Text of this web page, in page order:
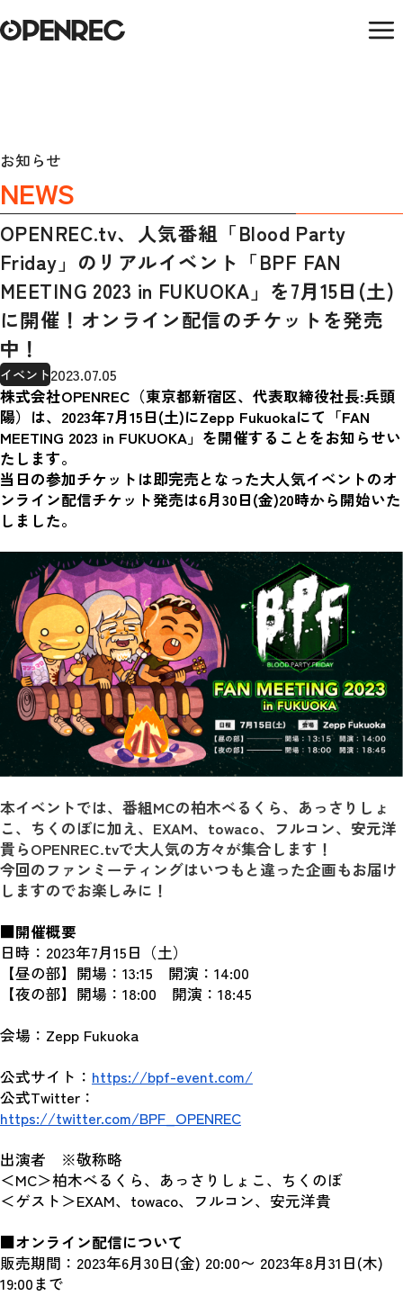
お知らせ
NEWS
OPENREC.tv、人気番組「Blood Party
Friday」のリアルイベント「BPF FAN
MEETING 2023 in FUKUOKA」を7月15日(土)
に開催！オンライン配信のチケットを発売
中！
イベント2023.07.05
株式会社OPENREC（東京都新宿区、代表取締役社長:兵頭
陽）は、2023年7月15日(土)にZepp Fukuokaにて「FAN
MEETING 2023 in FUKUOKA」を開催することをお知らせい
たします。
当日の参加チケットは即完売となった大人気イベントのオ
ンライン配信チケット発売は6月30日(金)20時から開始いた
しました。
本イベントでは、番組MCの柏木べるくら、あっさりしょ
こ、ちくのぼに加え、EXAM、towaco、フルコン、安元洋
貴らOPENREC.tvで大人気の方々が集合します！
今回のファンミーティングはいつもと違った企画もお届け
しますのでお楽しみに！
■開催概要
日時：2023年7月15日（土）
【昼の部】開場：13:15　開演：14:00
【夜の部】開場：18:00　開演：18:45
会場：Zepp Fukuoka
公式サイト： https://bpf-event.com/
公式Twitter：
https://twitter.com/BPF_OPENREC
出演者　※敬称略
＜MC＞柏木べるくら、あっさりしょこ、ちくのぼ
＜ゲスト＞EXAM、towaco、フルコン、安元洋貴
■オンライン配信について
販売期間：2023年6月30日(金) 20:00〜 2023年8月31日(木)
19:00まで